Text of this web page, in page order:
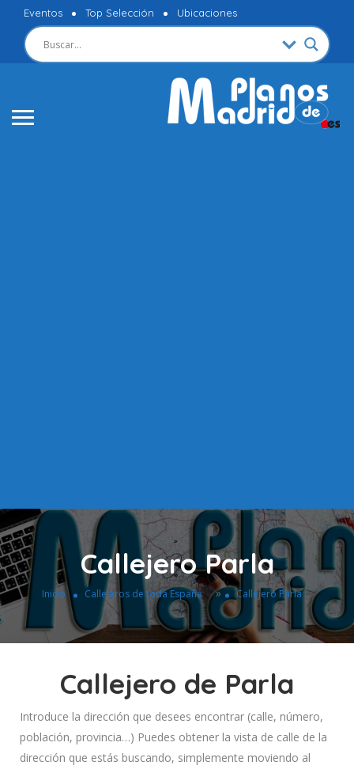
Eventos Top Selección Ubicaciones
Callejero Parla
Inicio Callejeros de toda España » Callejero Parla
Callejero de Parla
Introduce la dirección que desees encontrar (calle, número,
población, provincia…) Puedes obtener la vista de calle de la
dirección que estás buscando, simplemente moviendo al